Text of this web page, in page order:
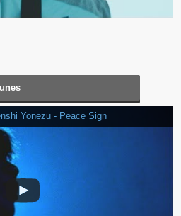
Yonezu - Peace Sign